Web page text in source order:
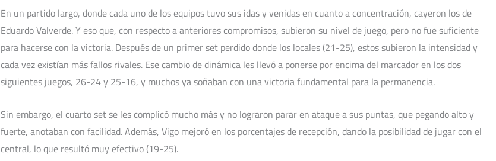
En un partido largo, donde cada uno de los equipos tuvo sus idas y venidas en cuanto a concentración, cayeron los de
Eduardo Valverde. Y eso que, con respecto a anteriores compromisos, subieron su nivel de juego, pero no fue suficiente
para hacerse con la victoria. Después de un primer set perdido donde los locales (21-25), estos subieron la intensidad y
cada vez existían más fallos rivales. Ese cambio de dinámica les llevó a ponerse por encima del marcador en los dos
siguientes juegos, 26-24 y 25-16, y muchos ya soñaban con una victoria fundamental para la permanencia.
Sin embargo, el cuarto set se les complicó mucho más y no lograron parar en ataque a sus puntas, que pegando alto y
fuerte, anotaban con facilidad. Además, Vigo mejoró en los porcentajes de recepción, dando la posibilidad de jugar con el
central, lo que resultó muy efectivo (19-25).